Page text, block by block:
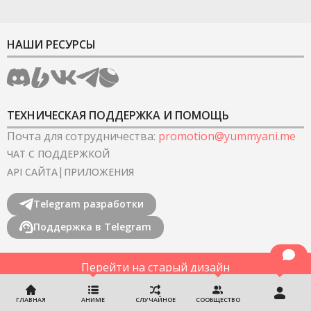
ГЛАВНАЯ АНИМЕ СЛУЧАЙНОЕ СООБЩЕСТВО
НАШИ РЕСУРСЫ
ТЕХНИЧЕСКАЯ ПОДДЕРЖКА И ПОМОЩЬ
Почта для сотрудничества: promotion@yummyani.me
ЧАТ С ПОДДЕРЖКОЙ
API САЙТА| ПРИЛОЖЕНИЯ
Telegram разработки
Поддержка в Telegram
Перейти на старый дизайн
©2022-2026YummyAnime.Все права защищены